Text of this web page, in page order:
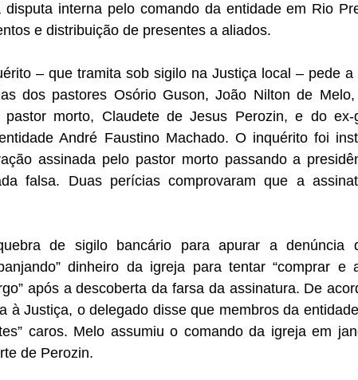
interna pelo comando da entidade em Rio
e distribuição de presentes a aliados.
– que tramita sob sigilo na Justiça local – pede a
dos pastores Osório Guson, João Nilton de Melo,
morto, Claudete de Jesus Perozin, e do ex-
André Faustino Machado. O inquérito foi
assinada pelo pastor morto passando a
falsa. Duas perícias comprovaram que a
de sigilo bancário para apurar a denúncia
dinheiro da igreja para tentar “comprar e
após a descoberta da farsa da assinatura. De
à Justiça, o delegado disse que membros da
caros. Melo assumiu o comando da igreja em
de Perozin.